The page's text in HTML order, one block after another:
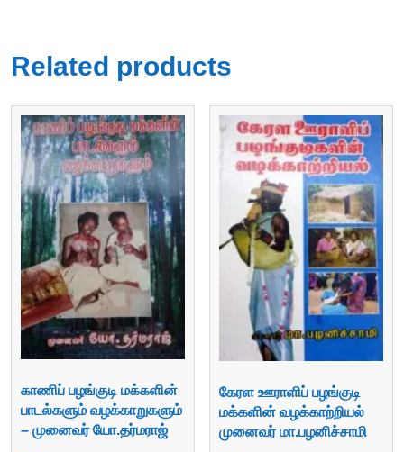
Related products
காணிப் பழங்குடி மக்களின்
பாடல்களும் வழக்காறுகளும்
– முனைவர் யோ.தர்மராஜ்
கேரள ஊராளிப் பழங்குடி
மக்களின் வழக்காற்றியல்
முனைவர் மா.பழனிச்சாமி